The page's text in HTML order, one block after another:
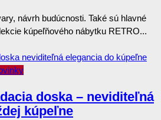
návrh budúcnosti. Také sú hlavné
kúpeľňového nábytku RETRO...
doska – neviditeľná
kúpeľne